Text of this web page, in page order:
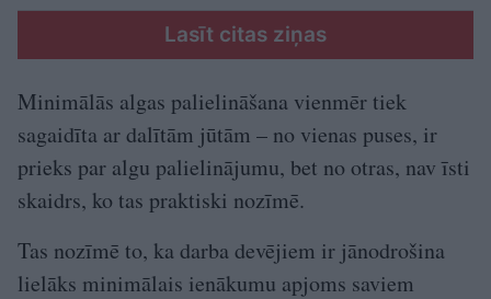
Lasīt citas ziņas
Minimālās algas palielināšana vienmēr tiek
sagaidīta ar dalītām jūtām – no vienas puses, ir
prieks par algu palielinājumu, bet no otras, nav īsti
skaidrs, ko tas praktiski nozīmē.
Tas nozīmē to, ka darba devējiem ir jānodrošina
lielāks minimālais ienākumu apjoms saviem